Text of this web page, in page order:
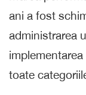
ani a fost
administrarea
toate